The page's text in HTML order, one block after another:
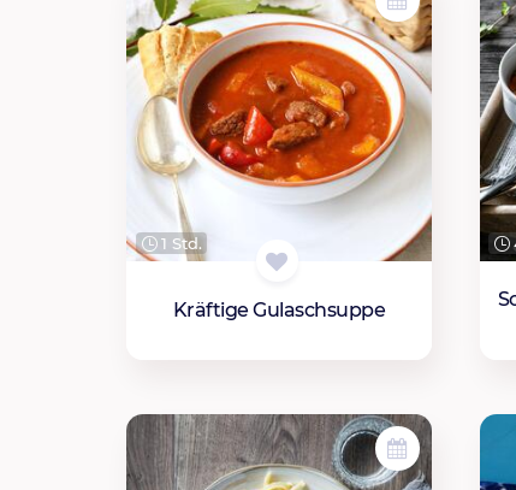
1 Std.
Kräftige Gulaschsuppe